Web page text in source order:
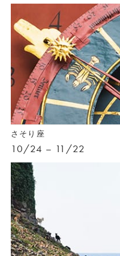
さそり座
10/24 – 11/22